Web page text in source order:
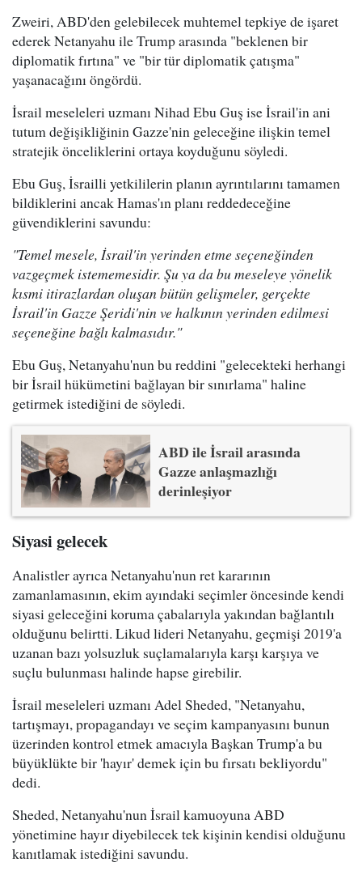
Zweiri, ABD'den gelebilecek muhtemel tepkiye de işaret
ederek Netanyahu ile Trump arasında "beklenen bir
diplomatik fırtına" ve "bir tür diplomatik çatışma"
yaşanacağını öngördü.
İsrail meseleleri uzmanı Nihad Ebu Guş ise İsrail'in ani
tutum değişikliğinin Gazze'nin geleceğine ilişkin temel
stratejik önceliklerini ortaya koyduğunu söyledi.
Ebu Guş, İsrailli yetkililerin planın ayrıntılarını tamamen
bildiklerini ancak Hamas'ın planı reddedeceğine
güvendiklerini savundu:
"Temel mesele, İsrail'in yerinden etme seçeneğinden
vazgeçmek istememesidir. Şu ya da bu meseleye yönelik
kısmi itirazlardan oluşan bütün gelişmeler, gerçekte
İsrail'in Gazze Şeridi'nin ve halkının yerinden edilmesi
seçeneğine bağlı kalmasıdır."
Ebu Guş, Netanyahu'nun bu reddini "gelecekteki herhangi
bir İsrail hükümetini bağlayan bir sınırlama" haline
getirmek istediğini de söyledi.
ABD ile İsrail arasında
Gazze anlaşmazlığı
derinleşiyor
Siyasi gelecek
Analistler ayrıca Netanyahu'nun ret kararının
zamanlamasının, ekim ayındaki seçimler öncesinde kendi
siyasi geleceğini koruma çabalarıyla yakından bağlantılı
olduğunu belirtti. Likud lideri Netanyahu, geçmişi 2019'a
uzanan bazı yolsuzluk suçlamalarıyla karşı karşıya ve
suçlu bulunması halinde hapse girebilir.
İsrail meseleleri uzmanı Adel Sheded, "Netanyahu,
tartışmayı, propagandayı ve seçim kampanyasını bunun
üzerinden kontrol etmek amacıyla Başkan Trump'a bu
büyüklükte bir 'hayır' demek için bu fırsatı bekliyordu"
dedi.
Sheded, Netanyahu'nun İsrail kamuoyuna ABD
yönetimine hayır diyebilecek tek kişinin kendisi olduğunu
kanıtlamak istediğini savundu.